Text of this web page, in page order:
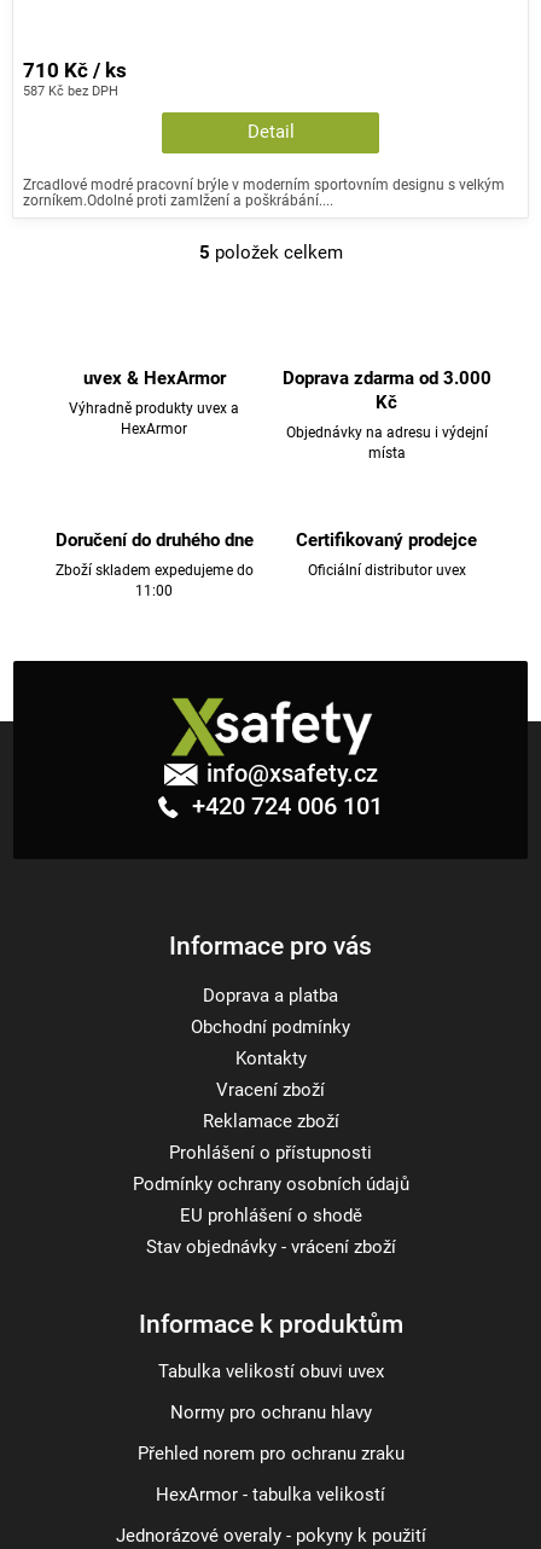
587 Kč bez DPH
710 Kč / ks
Detail
Zrcadlové modré pracovní brýle v moderním sportovním designu s velkým
zorníkem.Odolné proti zamlžení a poškrábání....
O
ý
i
s
u
5 položek celkem
uvex & HexArmor
Výhradně produkty uvex a
HexArmor
Doprava zdarma od 3.000
Kč
Objednávky na adresu i výdejní
místa
Doručení do druhého dne
Zboží skladem expedujeme do
11:00
Certifikovaný prodejce
Oficiální distributor uvex
info@xsafety.cz
+420 724 006 101
Informace pro vás
Doprava a platba
Obchodní podmínky
Kontakty
Vracení zboží
Reklamace zboží
Prohlášení o přístupnosti
Podmínky ochrany osobních údajů
EU prohlášení o shodě
Stav objednávky - vrácení zboží
Informace k produktům
Tabulka velikostí obuvi uvex
Normy pro ochranu hlavy
Přehled norem pro ochranu zraku
HexArmor - tabulka velikostí
Jednorázové overaly - pokyny k použití